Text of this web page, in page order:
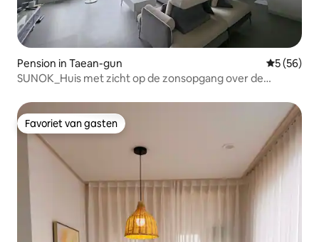
Pension in Taean-gun
5 (56)
SUNOK_Huis met zicht op de zonsopgang over de
Favoriet van gasten
Favoriet van gasten